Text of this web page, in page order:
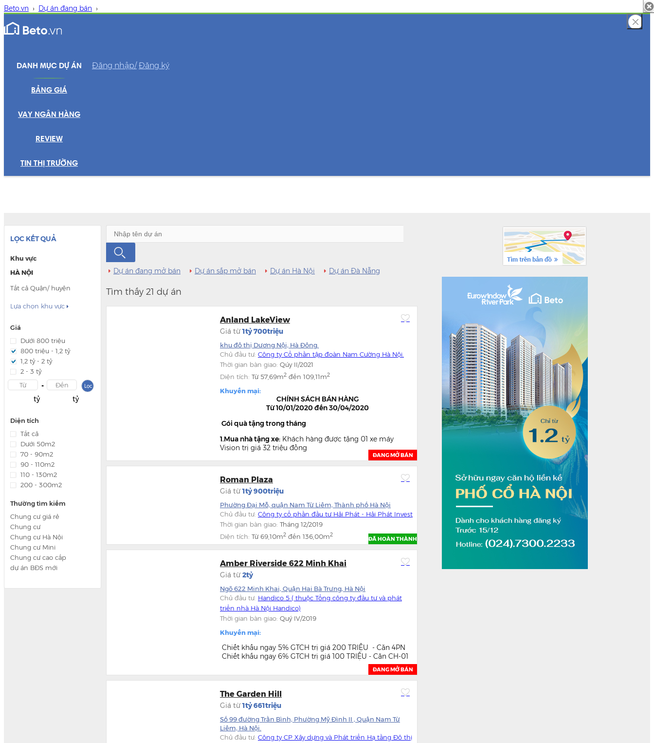
Beto.vn › Dự án đang bán ›
DANH MỤC DỰ ÁN
BẢNG GIÁ
VAY NGÂN HÀNG
REVIEW
TIN THỊ TRƯỜNG
Đăng nhập/ Đăng ký
LỌC KẾT QUẢ
Khu vực
HÀ NỘI
Tất cả Quận/ huyện
Lựa chọn khu vực 
Giá
Dưới 800 triệu
800 triệu - 1,2 tỷ
1,2 tỷ - 2 tỷ
2 - 3 tỷ
tỷ
-
tỷ
Lọc
Diện tích
Tất cả
Dưới 50m2
70 - 90m2
90 - 110m2
110 - 130m2
200 - 300m2
Thường tìm kiếm
Chung cư giá rẻ
Chung cư
Chung cư Hà Nội
Chung cư Mini
Chung cư cao cấp
dự án BĐS mới
Dự án đang mở bán Dự án sắp mở bán Dự án Hà Nội Dự án Đà Nẵng
Tìm thấy 21 dự án
Anland LakeView
Giá từ 1tỷ 700triệu
khu đô thị Dương Nội, Hà Đông.
Chủ đầu tư: Công ty Cổ phần tập đoàn Nam Cường Hà Nội.
ĐANG MỞ BÁN
Thời gian bàn giao: Qúy II/2021
Diện tích: Từ 57,69m2 đến 109,11m2
Khuyến mại:
CHÍNH SÁCH BÁN HÀNG
Từ 10/01/2020 đến 30/04/2020
​ Gói quà tặng trong tháng
1.Mua nhà tặng xe: Khách hàng được tặng 01 xe máy
Vision trị giá 32 triệu đồng
Roman Plaza
Giá từ 1tỷ 900triệu
Phường Đại Mỗ, quận Nam Từ Liêm, Thành phố Hà Nội
Chủ đầu tư: Công ty cổ phần đầu tư Hải Phát - Hải Phát Invest
ĐÃ HOÀN THÀNH
Thời gian bàn giao: Tháng 12/2019
Diện tích: Từ 69,10m2 đến 136,00m2
Amber Riverside 622 Minh Khai
Giá từ 2tỷ
Ngõ 622 Minh Khai, Quận Hai Bà Trưng, Hà Nội
Chủ đầu tư: Handico 5 ( thuộc Tổng công ty đầu tư và phát
triển nhà Hà Nội Handico)
ĐANG MỞ BÁN
Thời gian bàn giao: Quý IV/2019
Khuyến mại:
Chiết khấu ngay 5% GTCH trị giá 200 TRIỆU - Căn 4PN
Chiết khấu ngay 6% GTCH trị giá 100 TRIỆU - Căn CH-01
The Garden Hill
Giá từ 1tỷ 661triệu
Số 99 đường Trần Bình, Phường Mỹ Đình II , Quận Nam Từ
Liêm, Hà Nội.
Chủ đầu tư: Công ty CP Xây dựng và Phát triển Hạ tầng Đô thị